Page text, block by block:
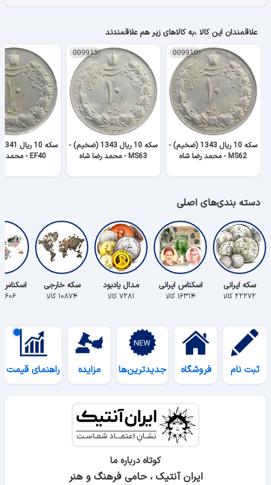
علاقمندان این کالا ،به کالاهای زیر هم علاقمندند
009916
سکه 10 ریال 1343 (ضخیم) -
MS62 - محمد رضا شاه
009915
سکه 10 ریال 1343 (ضخیم) -
MS63 - محمد رضا شاه
EF40 - محمد رضا شاه
دسته بندی‌های اصلی
سکه ایرانی
۲۲۲۷۲ کالا
اسکناس ایرانی
۱۶۳۱۴ کالا
مدال یادبود
۷۲۸۱ کالا
سکه خارجی
۱۰۸۷۴ کالا ۵۶۰۶ کالا
ثبت نام فروشگاه جدیدترین‌ها مزایده راهنمای قیمت
کوتاه درباره ما
ایران آنتیک ، حامی فرهنگ و هنر